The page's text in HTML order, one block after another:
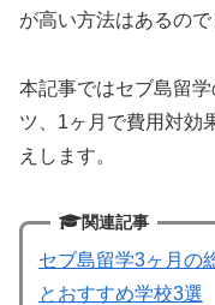
が高い方法はあるので
本記事ではセブ島留
ツ、1ヶ月で費用対効
えします。
関連記事
セブ島留学3ヶ月の
とおすすめ学校3選